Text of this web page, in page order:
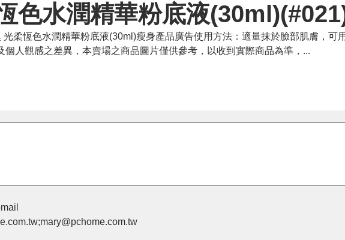
色水潤精華粉底液
柔恆色水潤精華粉底液(30ml)瘦身產品廣告使用方法：適量抹於臉部肌膚，可
人觀感之差異，本賣場之商品圖片僅供參考，以收到實際商品為準，...